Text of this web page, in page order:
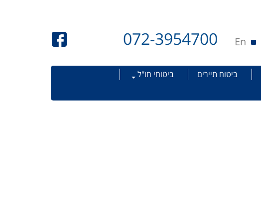
072-3954700 En
ביטוח תיירים
ביטוחי חו"ל